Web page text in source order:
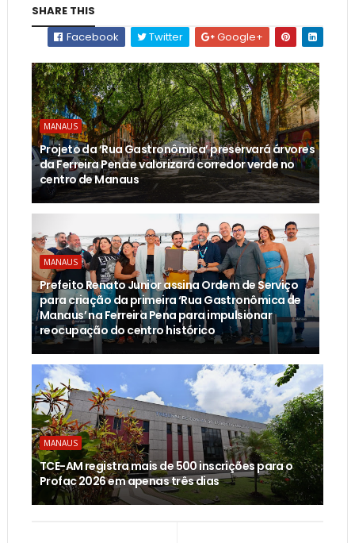
SHARE THIS
Facebook
Twitter Google+
MANAUS
Projeto da ‘Rua Gastronômica’ preservará árvores
da Ferreira Pena e valorizará corredor verde no
centro de Manaus
MANAUS
Prefeito Renato Junior assina Ordem de Serviço
para criação da primeira ‘Rua Gastronômica de
Manaus’ na Ferreira Pena para impulsionar
reocupação do centro histórico
MANAUS
TCE-AM registra mais de 500 inscrições para o
Profac 2026 em apenas três dias